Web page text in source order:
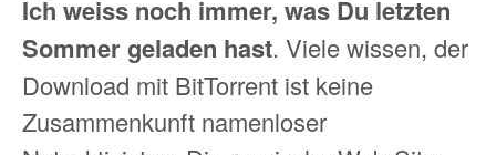
Ich weiss noch immer, was Du letzten
Sommer geladen hast. Viele wissen, der
Download mit BitTorrent ist keine
Zusammenkunft namenloser